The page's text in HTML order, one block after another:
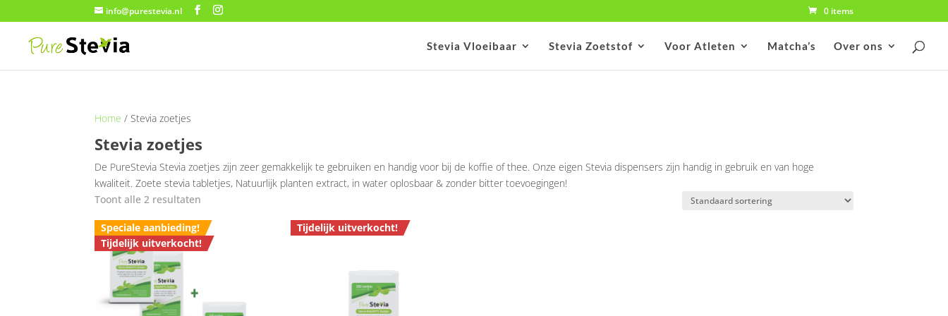
info@purestevia.nl 0 items
Stevia Vloeibaar Stevia Zoetstof Voor Atleten Matcha’s Over ons
Home / Stevia zoetjes
Stevia zoetjes
De PureStevia Stevia zoetjes zijn zeer gemakkelijk te gebruiken en handig voor bij de koffie of thee. Onze eigen Stevia dispensers zijn handig in gebruik en van hoge
kwaliteit. Zoete stevia tabletjes, Natuurlijk planten extract, in water oplosbaar & zonder bitter toevoegingen!
Toont alle 2 resultaten
Speciale aanbieding!
Tijdelijk uitverkocht!
Tijdelijk uitverkocht!